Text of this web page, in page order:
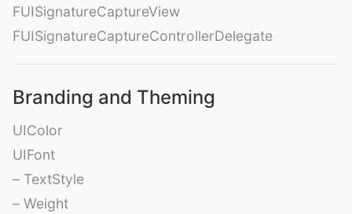
FUISignatureCaptureView
FUISignatureCaptureControllerDelegate
Branding and Theming
UIColor
UIFont
– TextStyle
– Weight